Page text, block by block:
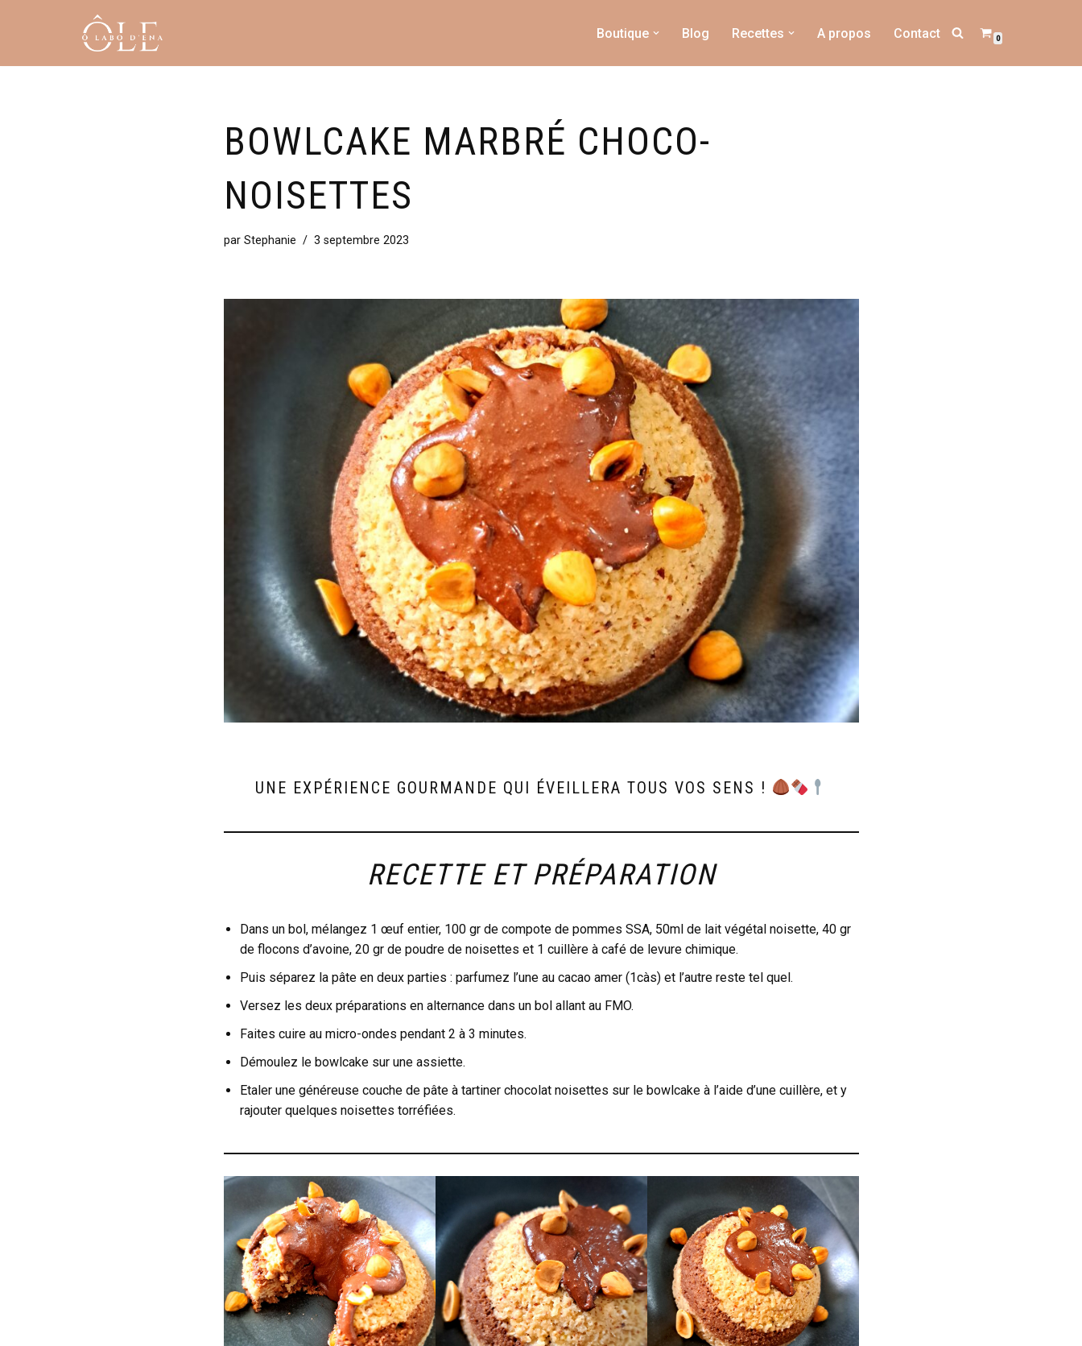
au
Boutique Blog Recettes A propos Contact 0
BOWLCAKE MARBRÉ CHOCO-
NOISETTES
par Stephanie 3 septembre 2023
UNE EXPÉRIENCE GOURMANDE QUI ÉVEILLERA TOUS VOS SENS !
RECETTE ET PRÉPARATION
Dans un bol, mélangez 1 œuf entier, 100 gr de compote de pommes SSA, 50ml de lait végétal noisette, 40 gr
de flocons d’avoine, 20 gr de poudre de noisettes et 1 cuillère à café de levure chimique.
Puis séparez la pâte en deux parties : parfumez l’une au cacao amer (1càs) et l’autre reste tel quel.
Versez les deux préparations en alternance dans un bol allant au FMO.
Faites cuire au micro-ondes pendant 2 à 3 minutes.
Démoulez le bowlcake sur une assiette.
Etaler une généreuse couche de pâte à tartiner chocolat noisettes sur le bowlcake à l’aide d’une cuillère, et y
rajouter quelques noisettes torréfiées.